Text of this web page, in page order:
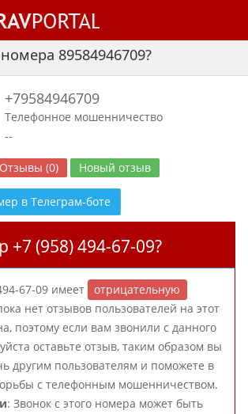
89584946709?
+79584946709
Телефонное мошенничество
--
Отзывы (0) Новый отзыв
в Телеграм-боте
(958) 494-67-09?
67-09 имеет
отрицательную
нет отзывов пользователей на этот
поэтому если вам звонили с данного
оставьте отзыв, таким образом вы
другим пользователям и поможете в
с телефонным мошенничеством.
: Звонок с этого номера может быть